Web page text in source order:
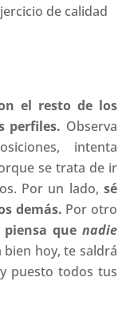
de calidad
el resto de los
perfiles. Observa
intenta
se trata de ir
Por un lado, sé
demás. Por otro
que nadie
bien hoy, te saldrá
puesto todos tus